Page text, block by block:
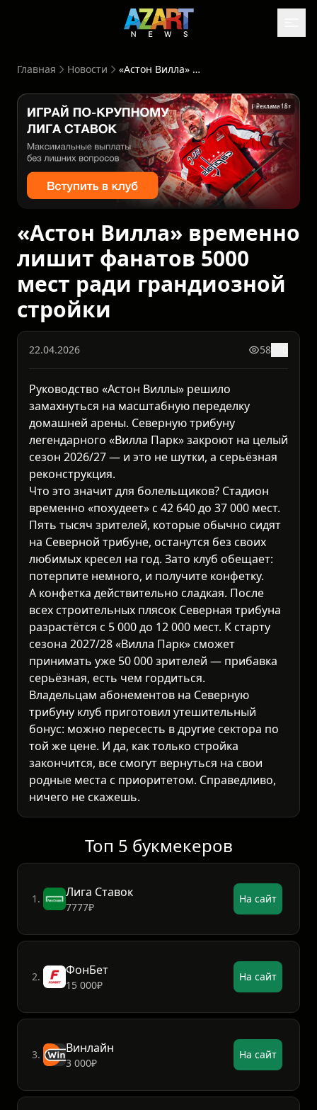
Главная Новости «Астон Вилла» временно лишит фанатов 5000 мест ради грандиозной стройки
Реклама 18+
«Астон Вилла» временно
лишит фанатов 5000
мест ради грандиозной
стройки
22.04.2026 58
Руководство «Астон Виллы» решило
замахнуться на масштабную переделку
домашней арены. Северную трибуну
легендарного «Вилла Парк» закроют на целый
сезон 2026/27 — и это не шутки, а серьёзная
реконструкция.
Что это значит для болельщиков? Стадион
временно «похудеет» с 42 640 до 37 000 мест.
Пять тысяч зрителей, которые обычно сидят
на Северной трибуне, останутся без своих
любимых кресел на год. Зато клуб обещает:
потерпите немного, и получите конфетку.
А конфетка действительно сладкая. После
всех строительных плясок Северная трибуна
разрастётся с 5 000 до 12 000 мест. К старту
сезона 2027/28 «Вилла Парк» сможет
принимать уже 50 000 зрителей — прибавка
серьёзная, есть чем гордиться.
Владельцам абонементов на Северную
трибуну клуб приготовил утешительный
бонус: можно пересесть в другие сектора по
той же цене. И да, как только стройка
закончится, все смогут вернуться на свои
родные места с приоритетом. Справедливо,
ничего не скажешь.
Топ 5 букмекеров
1. Лига Ставок
7777₽
На сайт
2. ФонБет
15 000₽
На сайт
3. Винлайн
3 000₽
На сайт